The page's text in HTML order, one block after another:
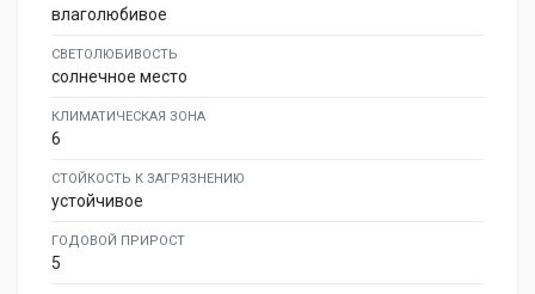
влаголюбивое
СВЕТОЛЮБИВОСТЬ
солнечное место
КЛИМАТИЧЕСКАЯ ЗОНА
6
СТОЙКОСТЬ К ЗАГРЯЗНЕНИЮ
устойчивое
ГОДОВОЙ ПРИРОСТ
5